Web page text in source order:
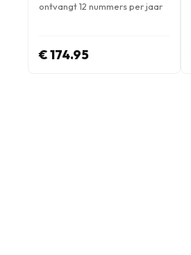
ontvangt 12 nummers per jaar
€ 174.95